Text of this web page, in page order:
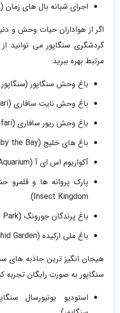
اجرای شبانه بال های زمان (Wings Of Time)
اگر از هواداران حیات وحش و
گردشگری سنگاپور می توانید
مرتبط بهره ببرید:
باغ وحش سنگاپور (سنگاپور Zoo)
باغ وحش نایت سافاری (Night Safari)
باغ وحش ریور سافاری (River Safari)
باغ های خلیج (Gardens by the Bay)
آکواریوم اس ای آ (S.E.A. Aquarium)
Insect Kingdom)
باغ پرندگان جورونگ (Jurong Bird Park)
باغ ملی ارکیده (National Orchid Garden)
هیجان انگیز ترین جاذبه های
سنگاپور به صورت رایگان تجربه